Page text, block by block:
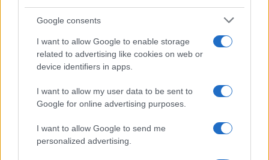
Google consents
I want to allow Google to enable storage
related to advertising like cookies on web or
device identifiers in apps.
I want to allow my user data to be sent to
Google for online advertising purposes.
I want to allow Google to send me
personalized advertising.
LIFESTYLE